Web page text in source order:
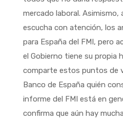
mercado laboral. Asimismo,
escucha con atención, los
para España del FMI, pero
el Gobierno tiene su propia
comparte estos puntos de
Banco de España quién
informe del FMI está en
confirma que aún hay